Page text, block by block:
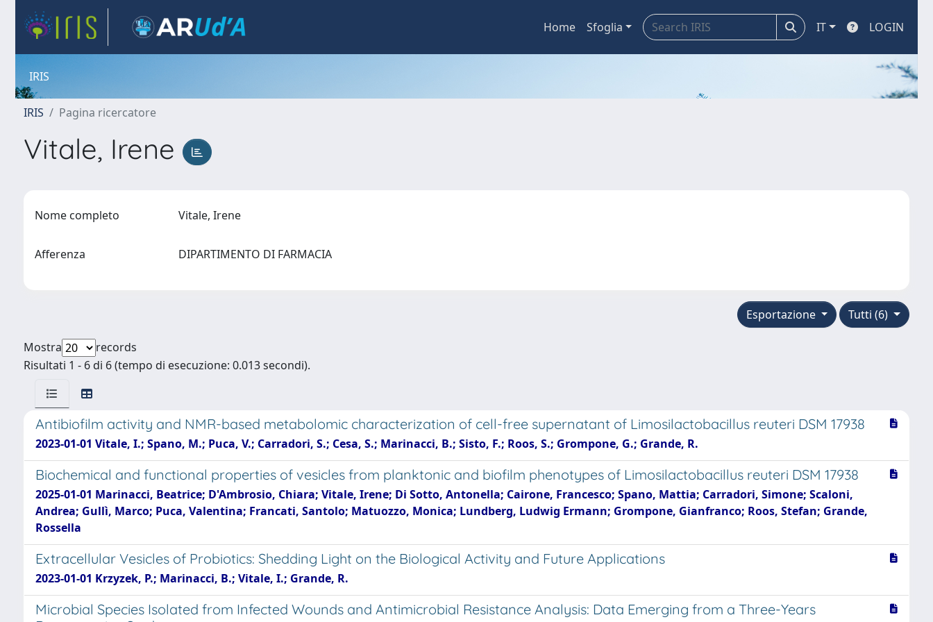
Home Sfoglia IT LOGIN
IRIS
IRIS Pagina ricercatore
Vitale, Irene
Nome completo Vitale, Irene
Afferenza DIPARTIMENTO DI FARMACIA
Tutti (6)
Esportazione
Mostra
records
Risultati 1 - 6 di 6 (tempo di esecuzione: 0.013 secondi).
Antibiofilm activity and NMR-based metabolomic characterization of cell-free supernatant of Limosilactobacillus reuteri DSM 17938
2023-01-01 Vitale, I.; Spano, M.; Puca, V.; Carradori, S.; Cesa, S.; Marinacci, B.; Sisto, F.; Roos, S.; Grompone, G.; Grande, R.
Biochemical and functional properties of vesicles from planktonic and biofilm phenotypes of Limosilactobacillus reuteri DSM 17938
2025-01-01 Marinacci, Beatrice; D'Ambrosio, Chiara; Vitale, Irene; Di Sotto, Antonella; Cairone, Francesco; Spano, Mattia; Carradori, Simone; Scaloni,
Andrea; Gullì, Marco; Puca, Valentina; Francati, Santolo; Matuozzo, Monica; Lundberg, Ludwig Ermann; Grompone, Gianfranco; Roos, Stefan; Grande,
Rossella
Extracellular Vesicles of Probiotics: Shedding Light on the Biological Activity and Future Applications
2023-01-01 Krzyzek, P.; Marinacci, B.; Vitale, I.; Grande, R.
Microbial Species Isolated from Infected Wounds and Antimicrobial Resistance Analysis: Data Emerging from a Three-Years